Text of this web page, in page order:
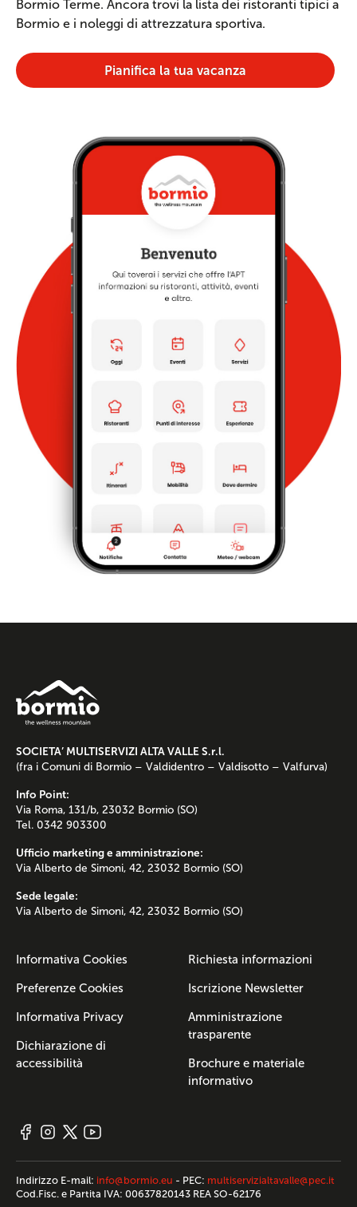
Bormio Terme. Ancora trovi la lista dei ristoranti tipici a
Bormio e i noleggi di attrezzatura sportiva.
Pianifica la tua vacanza
SOCIETA’ MULTISERVIZI ALTA VALLE S.r.l.
(fra i Comuni di Bormio – Valdidentro – Valdisotto – Valfurva)
Info Point:
Via Roma, 131/b, 23032 Bormio (SO)
Tel. 0342 903300
Ufficio marketing e amministrazione:
Via Alberto de Simoni, 42, 23032 Bormio (SO)
Sede legale:
Via Alberto de Simoni, 42, 23032 Bormio (SO)
Informativa Cookies
Preferenze Cookies
Informativa Privacy
Dichiarazione di
accessibilità
Richiesta informazioni
Iscrizione Newsletter
Amministrazione
trasparente
Brochure e materiale
informativo
Indirizzo E-mail: info@bormio.eu - PEC: multiservizialtavalle@pec.it
Cod.Fisc. e Partita IVA: 00637820143 REA SO-62176